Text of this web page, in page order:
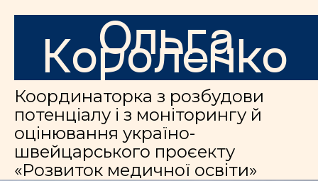
Ольга
Короленко
Координаторка з розбудови
потенціалу і з моніторингу й
оцінювання україно-
швейцарського проєекту
«Розвиток медичної освіти»